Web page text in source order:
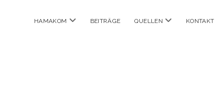
HAMAKOM Menü
BEITRÄGE QUELLEN Menü
KONTAKT